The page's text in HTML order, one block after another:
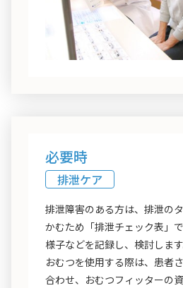
必要時
排泄ケア
排泄障害のある方は、排泄の
かむため「排泄チェック表」
様子などを記録し、検討します
おむつを使用する際は、患者
合わせ、おむつフィッターの